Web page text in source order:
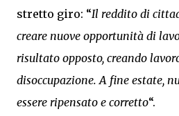
stretto giro: “Il reddito di
creare nuove opportunità di
risultato opposto, creando
disoccupazione. A fine estate,
essere ripensato e corretto“.